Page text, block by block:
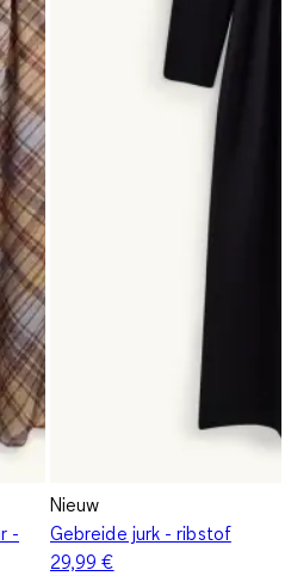
-
Nieuw
Gebreide jurk - ribstof
29,99 €